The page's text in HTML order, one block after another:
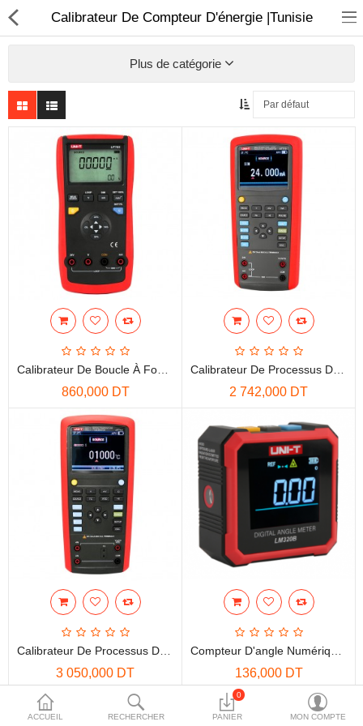
Sécurité
Caisse et accesoire
Téléphonie IP
Sonorisation
Régulateur de tension
Monophase
Instrument de mesure
Informatique
More Categories
Comparer
Liste de souhaits
Devise
ACCUEIL RECHERCHER
0
PANIER MON COMPTE
Calibrateur De Compteur D'énergie |Tunisie
Plus de catégorie
860,000 DT 2 742,000 DT
3 050,000 DT 136,000 DT